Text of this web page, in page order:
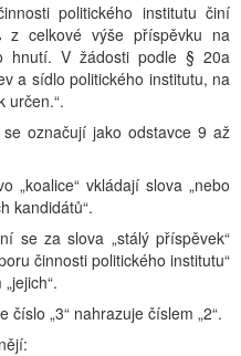
politického institutu činí
celkové výše příspěvku na
hnutí. V žádosti podle § 20a
a sídlo politického institutu, na
určen.“.
označují jako odstavce 9 až
vkládají slova „nebo
kandidátů“.
se za slova „stálý příspěvek“
činnosti politického institutu“
„3“ nahrazuje číslem „2“.